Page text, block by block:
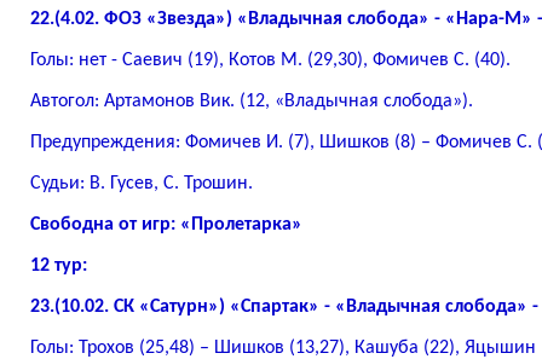
22.(4.02. ФОЗ «Звезда») «Владычная слобода» - «Нара-М»
Голы: нет - Саевич (19), Котов М. (29,30), Фомичев С. (40).
Автогол: Артамонов Вик. (12, «Владычная слобода»).
Предупреждения: Фомичев И. (7), Шишков (8) – Фомичев С.
Судьи: В. Гусев, С. Трошин.
Свободна от игр: «Пролетарка»
12 тур:
23.(10.02. СК «Сатурн») «Спартак» - «Владычная слобода» -
Голы: Трохов (25,48) – Шишков (13,27), Кашуба (22), Яцышин